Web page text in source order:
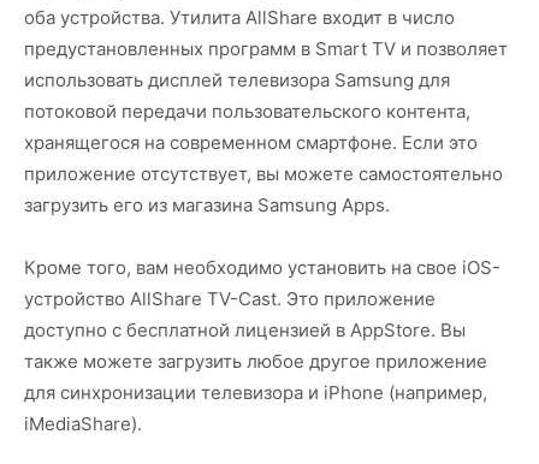
оба устройства. Утилита AllShare входит в число
предустановленных программ в Smart TV и позволяет
использовать дисплей телевизора Samsung для
потоковой передачи пользовательского контента,
хранящегося на современном смартфоне. Если это
приложение отсутствует, вы можете самостоятельно
загрузить его из магазина Samsung Apps.
Кроме того, вам необходимо установить на свое iOS-
устройство AllShare TV-Cast. Это приложение
доступно с бесплатной лицензией в AppStore. Вы
также можете загрузить любое другое приложение
для синхронизации телевизора и iPhone (например,
iMediaShare).